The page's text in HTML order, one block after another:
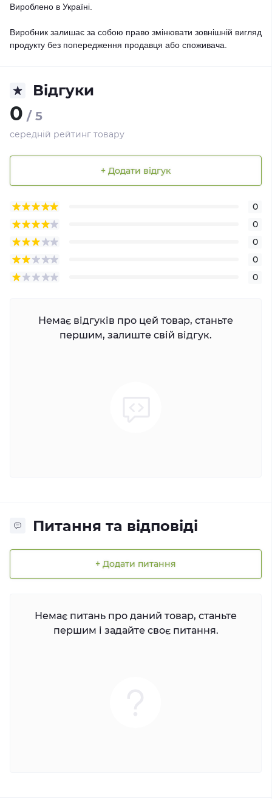
Вироблено в Україні.
Виробник залишає за собою право змінювати зовнішній вигляд
продукту без попередження продавця або споживача.
Відгуки
0 / 5
середній рейтинг товару
+ Додати відгук
0
0
0
0
0
Немає відгуків про цей товар, станьте
першим, залиште свій відгук.
Питання та відповіді
+ Додати питання
Немає питань про даний товар, станьте
першим і задайте своє питання.